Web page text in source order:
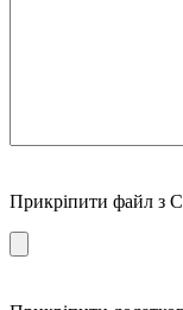
Прикріпити файл з